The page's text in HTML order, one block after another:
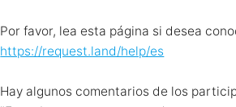
Por favor, lea esta página si desea
https://request.land/help/es
Hay algunos comentarios de los